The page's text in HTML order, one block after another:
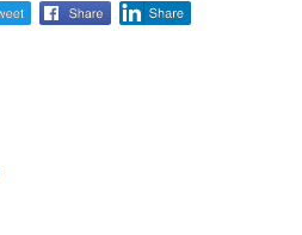
twitter facebook